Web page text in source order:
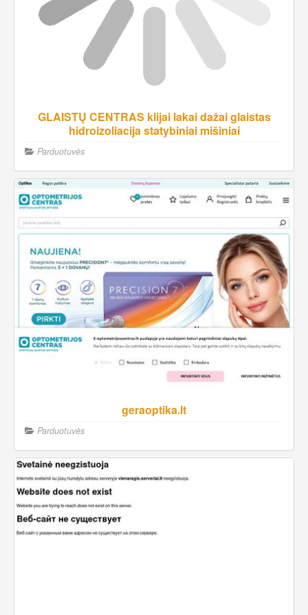
GLAISTŲ CENTRAS klijai lakai dažai glaistas
hidroizoliacija statybiniai mišiniai
Parduotuvės
geraoptika.lt
Parduotuvės